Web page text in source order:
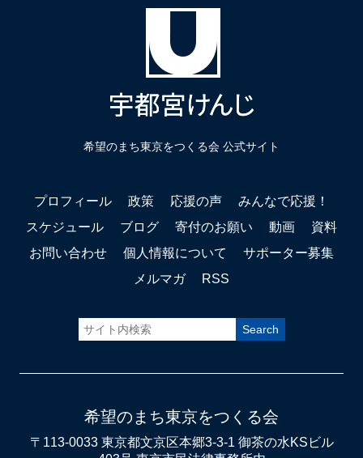
希望のまち東京をつくる会 公式サイト
プロフィール 政策 応援の声
みんなで応援！
スケジュール
ブログ 寄付のお願い 動画
資料
お問い合わせ
個人情報について
サポーター募集
メルマガ
RSS
希望のまち東京をつくる会
〒113-0033 東京都文京区本郷3-3-1 御茶の水KSビル